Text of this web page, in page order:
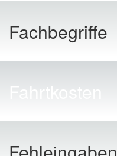
Fachbegriffe
Fahrtkosten